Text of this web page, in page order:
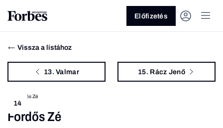
Előfizetés
Vissza a listához
13. Valmar 15. Rácz Jenő
14
Fördős Zé